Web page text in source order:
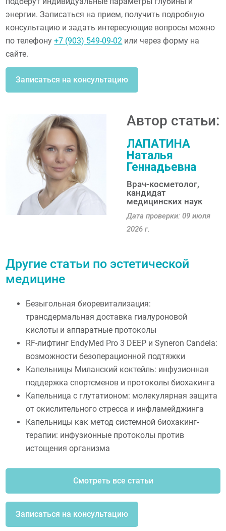
энергии. Записаться на прием, получить подробную
консультацию и задать интересующие вопросы можно
по телефону+7 (903) 549-09-02 или через форму на
сайте.
Записаться на консультацию
Автор статьи:
ЛАПАТИНА
Наталья
Геннадьевна
Врач-косметолог,
кандидат
медицинских наук
Дата проверки: 09 июля
2026 г.
Другие статьи по эстетической
медицине
Безыгольная биоревитализация:
трансдермальная доставка гиалуроновой
кислоты и аппаратные протоколы
RF-лифтинг EndyMed Pro 3 DEEP и Syneron Candela:
возможности безоперационной подтяжки
Капельницы Миланский коктейль: инфузионная
поддержка спортсменов и протоколы биохакинга
Капельница с глутатионом: молекулярная защита
от окислительного стресса и инфламейджинга
Капельницы как метод системной биохакинг-
терапии: инфузионные протоколы против
истощения организма
Смотреть все статьи
Записаться на консультацию